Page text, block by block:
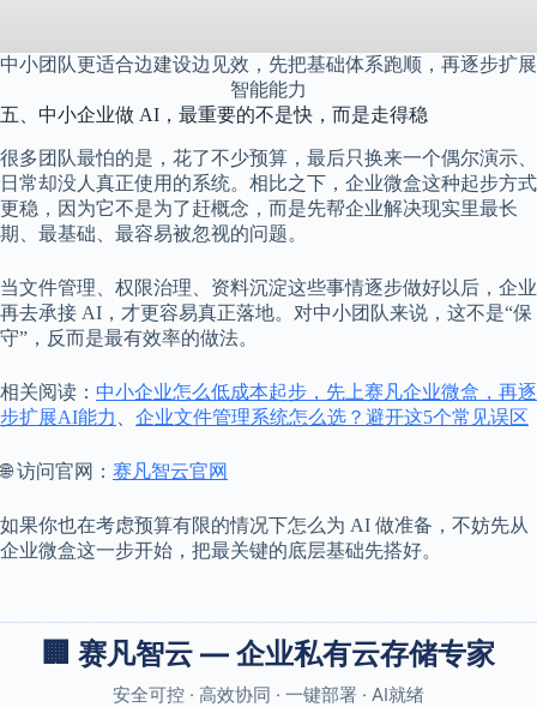
中小团队更适合边建设边见效，先把基础体系跑顺，再逐步扩展
智能能力
五、中小企业做 AI，最重要的不是快，而是走得稳
很多团队最怕的是，花了不少预算，最后只换来一个偶尔演示、
日常却没人真正使用的系统。相比之下，企业微盒这种起步方式
更稳，因为它不是为了赶概念，而是先帮企业解决现实里最长
期、最基础、最容易被忽视的问题。
当文件管理、权限治理、资料沉淀这些事情逐步做好以后，企业
再去承接 AI，才更容易真正落地。对中小团队来说，这不是“保
守”，反而是最有效率的做法。
相关阅读： 中小企业怎么低成本起步，先上赛凡企业微盒，再逐
步扩展AI能力
企业文件管理系统怎么选？避开这5个常见误区
🌐 访问官网： 赛凡智云官网
如果你也在考虑预算有限的情况下怎么为 AI 做准备，不妨先从
企业微盒这一步开始，把最关键的底层基础先搭好。
🏢 赛凡智云 — 企业私有云存储专家
安全可控 · 高效协同 · 一键部署 · AI就绪